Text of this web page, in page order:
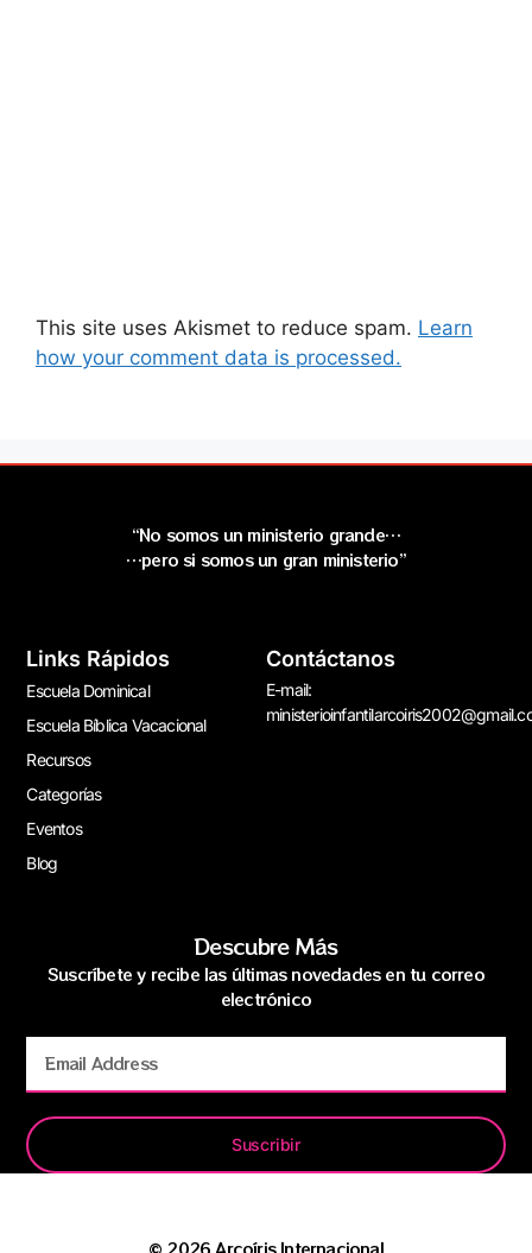
This site uses Akismet to reduce spam. Learn
how your comment data is processed.
“No somos un ministerio grande…
…pero si somos un gran ministerio”
Links Rápidos
Escuela Dominical
Escuela Bíblica Vacacional
Recursos
Categorías
Eventos
Blog
Contáctanos
E-mail:
Descubre Más
Suscríbete y recibe las últimas novedades en tu correo
electrónico
Suscribir